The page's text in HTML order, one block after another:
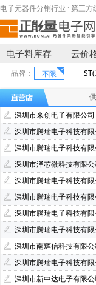
电子元器件分销行业 · 第三
电子料库存 云价
品牌： 不限
Sunlord(顺络)(8)
AMETHERM(5)
AVX(京瓷)(3)
Rohm(罗姆)(2)
Darfon(达方)(1)
STE(松田)(1)
深圳市来创电子有限公司
深圳市腾瑞电子科技有限
深圳市腾瑞电子科技有限
深圳市泽芯微科技有限公
深圳市腾瑞电子科技有限
深圳市腾瑞电子科技有限
深圳市腾瑞电子科技有限
深圳市腾瑞电子科技有限
深圳市南辉信科技有限公
深圳市腾瑞电子科技有限
深圳市新中达电子有限公